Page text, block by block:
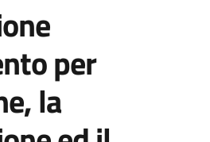
per
la